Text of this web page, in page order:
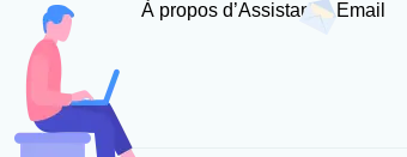
À propos d’Assistance Email